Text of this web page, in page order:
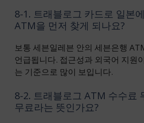
8-1. 트래블로그 카드로 일본
ATM을 먼저 찾게 되나요?
보통 세븐일레븐 안의 세븐은행
언급됩니다. 접근성과 외국어 지원
는 기준으로 많이 보입니다.
8-2. 트래블로그 ATM 수수료
무료라는 뜻인가요?